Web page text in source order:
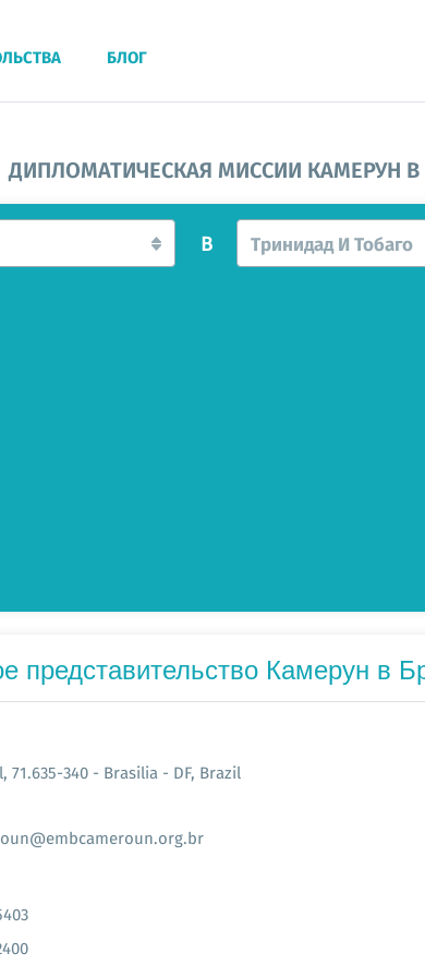
БЛОГ
ДИПЛОМАТИЧЕСКАЯ МИССИИ КАМЕРУН
В Тринидад И Тобаго
представительство Камерун в
71.635-340 - Brasilia - DF, Brazil